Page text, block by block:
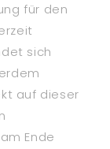
für den
sich
auf dieser
Ende